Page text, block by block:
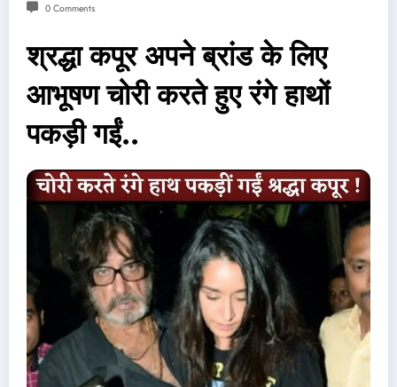
0 Comments
श्रद्धा कपूर अपने ब्रांड के लिए
आभूषण चोरी करते हुए रंगे हाथों
पकड़ी गईं..